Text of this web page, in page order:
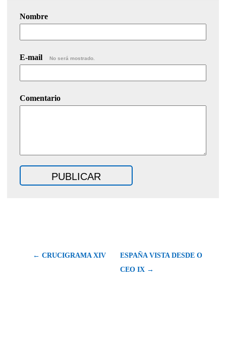
Nombre
E-mail No será mostrado.
Comentario
← CRUCIGRAMA XIV
ESPAÑA VISTA DESDE O
CEO IX →